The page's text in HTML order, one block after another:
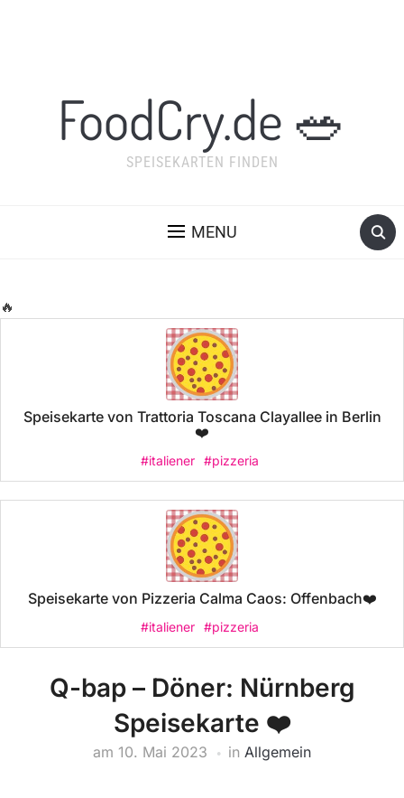
FoodCry.de 🥗
SPEISEKARTEN FINDEN
MENU
🔥
Speisekarte von Trattoria Toscana Clayallee in Berlin
❤️
#italiener #pizzeria
Speisekarte von Pizzeria Calma Caos: Offenbach❤️
#italiener #pizzeria
Q-bap – Döner: Nürnberg
Speisekarte ❤️
am 10. Mai 2023 in Allgemein